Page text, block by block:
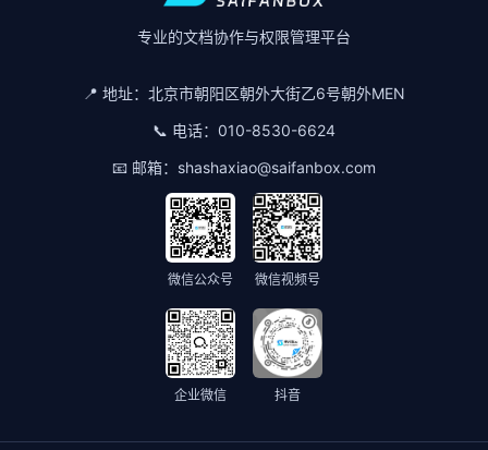
专业的文档协作与权限管理平台
📍 地址： 北京市朝阳区朝外大街乙6号朝外MEN
📞 电话： 010-8530-6624
📧 邮箱： shashaxiao@saifanbox.com
微信公众号 微信视频号
企业微信 抖音